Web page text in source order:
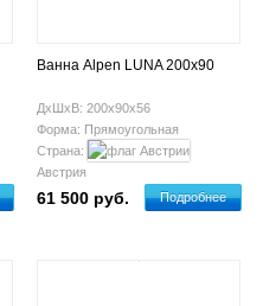
Ванна Alpen LUNA 200x90
ДхШхВ: 200х90х56
Форма: Прямоугольная
Страна:
Австрия
61 500 руб. Подробнее